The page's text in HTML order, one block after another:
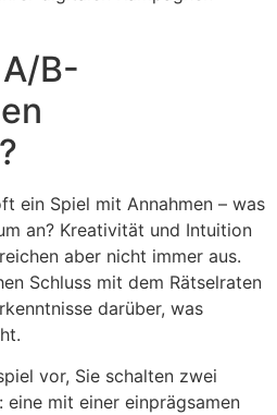
B-
ein Spiel mit Annahmen – was
an? Kreativität und Intuition
aber nicht immer aus.
Schluss mit dem Rätselraten
darüber, was
vor, Sie schalten zwei
eine mit einer einprägsamen